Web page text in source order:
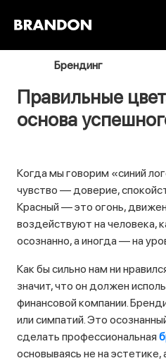
Брендинг
Правильные
основа
Когда мы говорим «синий
чувство — доверие,
Красный — это огонь,
воздействуют на человека,
осознанно, а иногда — на
Как бы сильно нам ни
значит, что он должен
финансовой компании.
или симпатий. Это
сделать профессиональная
основываясь не на эстетике,